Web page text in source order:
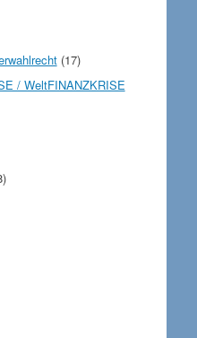
(17)
/ WeltFINANZKRISE